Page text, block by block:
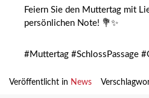
Feiern Sie den Muttertag mit
persönlichen Note! 💐✨
#Muttertag #SchlossPassage
Veröffentlicht in News